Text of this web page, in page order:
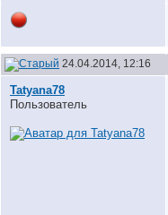
24.04.2014, 12:16
Tatyana78
Пользователь